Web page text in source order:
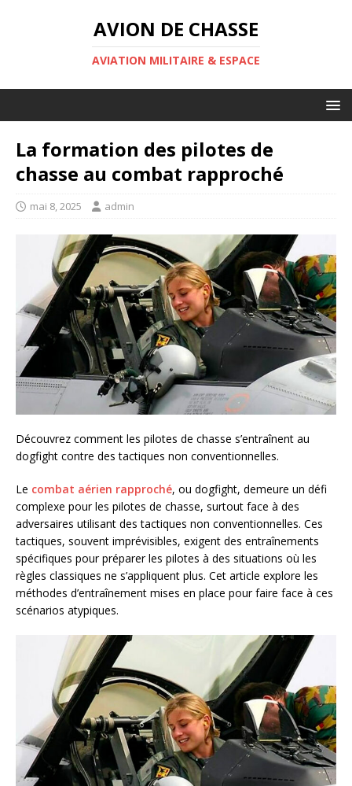
AVION DE CHASSE
AVIATION MILITAIRE & ESPACE
La formation des pilotes de
chasse au combat rapproché
mai 8, 2025 admin
Découvrez comment les pilotes de chasse s’entraînent au
dogfight contre des tactiques non conventionnelles.
Le combat aérien rapproché, ou dogfight, demeure un défi
complexe pour les pilotes de chasse, surtout face à des
adversaires utilisant des tactiques non conventionnelles. Ces
tactiques, souvent imprévisibles, exigent des entraînements
spécifiques pour préparer les pilotes à des situations où les
règles classiques ne s’appliquent plus. Cet article explore les
méthodes d’entraînement mises en place pour faire face à ces
scénarios atypiques.